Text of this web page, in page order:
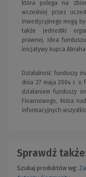
która polega na
wcześniej przez
inwestycyjnego mogą
także jednostki
prawnej. Idea
inicjatywy kupca
Działalność funduszy
dnia 27 maja 2004 r. o
działaniem funduszy
Finansowego, która
informacyjnych
Sprawdź
Szukaj produktów wg: